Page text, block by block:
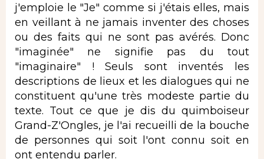
j'emploie le "Je" comme si j'étais elles, mais
en veillant à ne jamais inventer des choses
ou des faits qui ne sont pas avérés. Donc
"imaginée" ne signifie pas du tout
"imaginaire" ! Seuls sont inventés les
descriptions de lieux et les dialogues qui ne
constituent qu'une très modeste partie du
texte. Tout ce que je dis du quimboiseur
Grand-Z'Ongles, je l'ai recueilli de la bouche
de personnes qui soit l'ont connu soit en
ont entendu parler.